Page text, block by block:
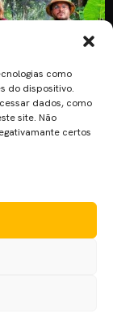
como
do dispositivo.
dados, como
site. Não
certos
deixou
Gillan
deveu-se
O traje foi